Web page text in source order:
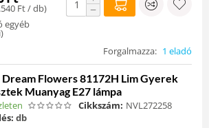
Ft/ db)
egyéb
)
−
Forgalmazza: 1 eladó
Flowers 81172H Lim Gyerek
Muanyag E27 lámpa
Cikkszám: NVL272258
db